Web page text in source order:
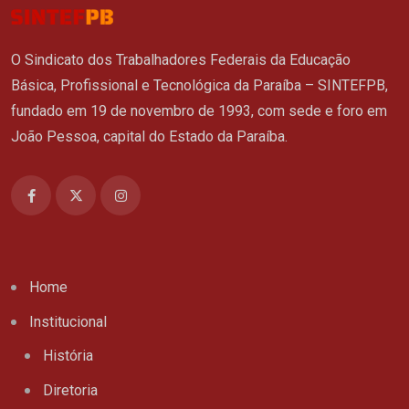
O Sindicato dos Trabalhadores Federais da Educação
Básica, Profissional e Tecnológica da Paraíba – SINTEFPB,
fundado em 19 de novembro de 1993, com sede e foro em
João Pessoa, capital do Estado da Paraíba.
Home
Institucional
História
Diretoria